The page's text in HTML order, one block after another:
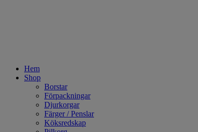
Hem
Shop
Borstar
Förpackningar
Djurkorgar
Färger / Penslar
Köksredskap